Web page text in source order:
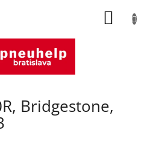
Bridgestone,